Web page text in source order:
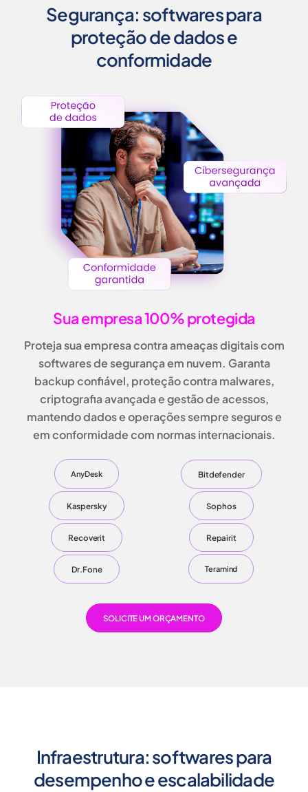
Segurança: softwares para
proteção de dados e
conformidade
Sua empresa 100% protegida
Proteja sua empresa contra ameaças digitais com
softwares de segurança em nuvem. Garanta
backup confiável, proteção contra malwares,
criptografia avançada e gestão de acessos,
mantendo dados e operações sempre seguros e
em conformidade com normas internacionais.
AnyDesk Bitdefender
Kaspersky Sophos
Recoverit Repairit
Dr.Fone Teramind
SOLICITE UM ORÇAMENTO
Infraestrutura: softwares para
desempenho e escalabilidade